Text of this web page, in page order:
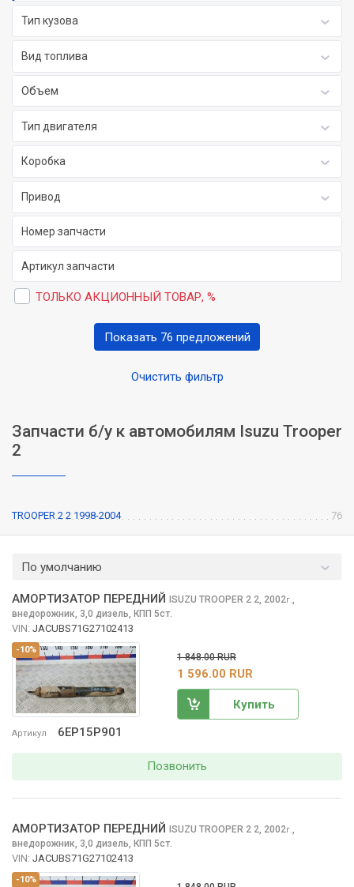
Тип кузова
Вид топлива
Объем
Тип двигателя
Коробка
Привод
ТОЛЬКО АКЦИОННЫЙ ТОВАР, %
Очистить фильтр
Показать 76 предложений
Запчасти б/у к автомобилям Isuzu Trooper
2
TROOPER 2 2 1998-2004 76
По умолчанию
-10%
Артикул 6EP15P901
АМОРТИЗАТОР ПЕРЕДНИЙ ISUZU TROOPER 2 2, 2002г.,
внедорожник, 3,0 дизель, КПП 5ст.
VIN: JACUBS71G27102413
1 848.00 RUR
1 596.00 RUR
Купить
Позвонить
-10%
АМОРТИЗАТОР ПЕРЕДНИЙ ISUZU TROOPER 2 2, 2002г.,
внедорожник, 3,0 дизель, КПП 5ст.
VIN: JACUBS71G27102413